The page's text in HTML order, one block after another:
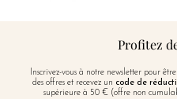
Profitez
Inscrivez-vous à notre newsletter pour
des offres et recevez un code de
supérieure à 50 € (offre non